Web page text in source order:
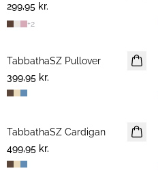
2 FOR 500 DKK
299,95 kr.
+2
NYHED
TabbathaSZ Pullover
399,95 kr.
NYHED
TabbathaSZ Cardigan
499,95 kr.